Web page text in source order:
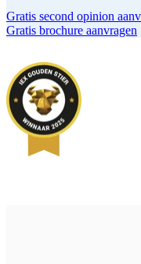
Gratis second opinion
Gratis brochure aanvragen